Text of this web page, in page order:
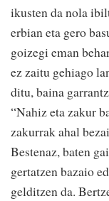
ikusten da nola
erbian eta gero
goizegi eman
ez zaitu gehiago
ditu, baina
“Nahiz eta zakur
zakurrak ahal
Bestenaz, baten
gertatzen bazaio
gelditzen da.